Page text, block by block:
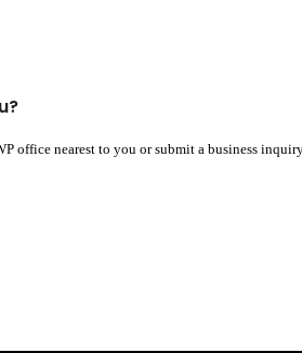
office nearest to you or submit a business